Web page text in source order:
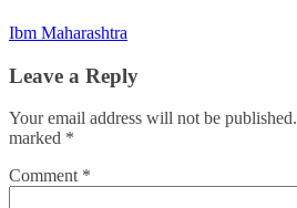
Ibm Maharashtra
Leave a Reply
Your email address will not be published.
marked *
Comment *